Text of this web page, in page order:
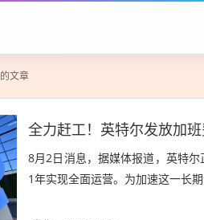
的文章
8月2日消息，据媒体报道，英特
1年实现全面运营。为加速这一长